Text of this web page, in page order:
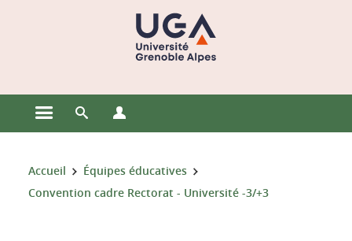
Ouvrir le menu principal
Ouvrir le moteur de recherche
Vous êtes ici :
Accueil
Équipes éducatives
Convention cadre Rectorat - Université -3/+3